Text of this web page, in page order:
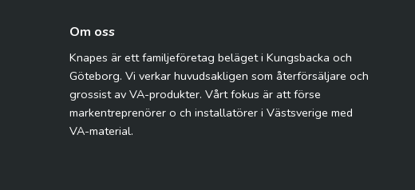
Om oss
Knapes är ett familjeföretag beläget i Kungsbacka och
Göteborg. Vi verkar huvudsakligen som återförsäljare och
grossist av VA-produkter. Vårt fokus är att förse
markentreprenörer o ch installatörer i Västsverige med
VA-material.